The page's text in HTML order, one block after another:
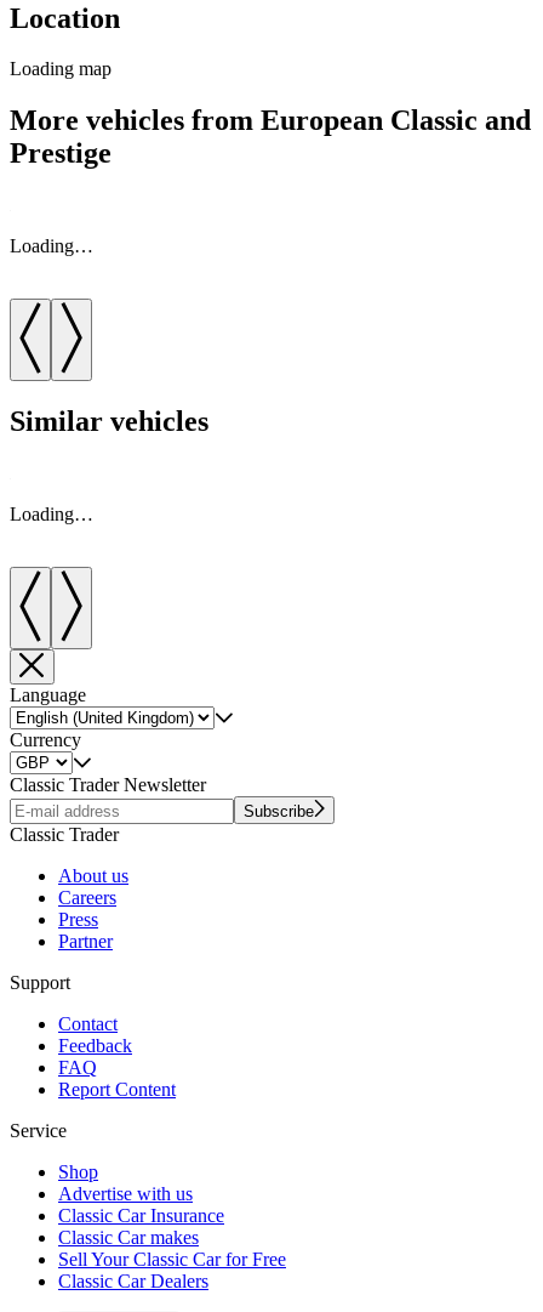
Location
Loading map
More vehicles from European Classic and
Prestige
Loading…
Similar vehicles
Loading…
Language
Currency
Classic Trader Newsletter
Subscribe
Classic Trader
About us
Careers
Press
Partner
Support
Contact
Feedback
FAQ
Report Content
Service
Shop
Advertise with us
Classic Car Insurance
Classic Car makes
Sell Your Classic Car for Free
Classic Car Dealers